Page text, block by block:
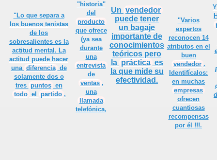
"Lo que separa a
los buenos tenistas
de los
sobresalientes es la
actitud mental. La
actitud puede hacer
una diferencia de
solamente dos o
tres puntos en
todo el partido ,
"historia"
del
producto
que ofrece
(ya sea
durante
una
entrevista
de
ventas ,
una
llamada
telefónica,
Un vendedor
puede tener
un bagaje
importante de
conocimientos
teóricos pero
la práctica es
la que mide su
efectividad.
"Varios
expertos
reconocen 14
atributos en el
buen
vendedor .
Identifícalos:
en muchas
empresas
ofrecen
cuantiosas
recompensas
por él !!!.